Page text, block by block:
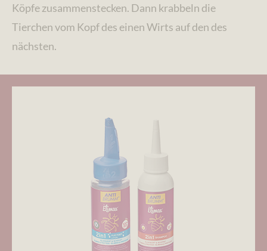
Köpfe zusammenstecken. Dann krabbeln die
Tierchen vom Kopf des einen Wirts auf den des
nächsten.